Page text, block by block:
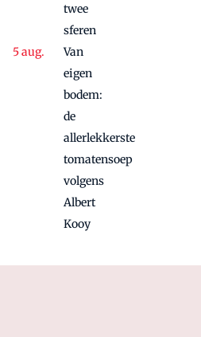
twee
sferen
Van
eigen
bodem:
de
allerlekkerste
tomatensoep
volgens
Albert
Kooy